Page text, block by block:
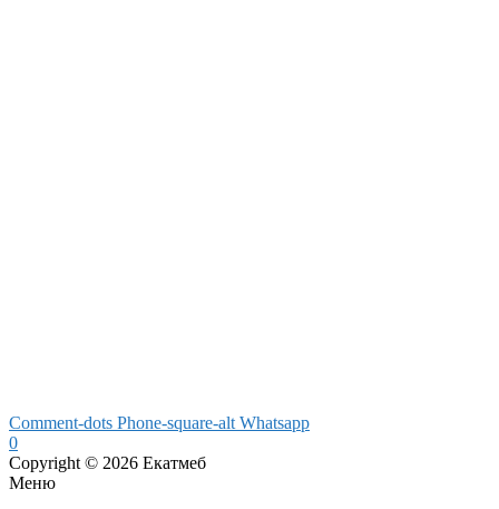
Comment-dots Phone-square-alt Whatsapp
0
Copyright © 2026 Екатмеб
Меню